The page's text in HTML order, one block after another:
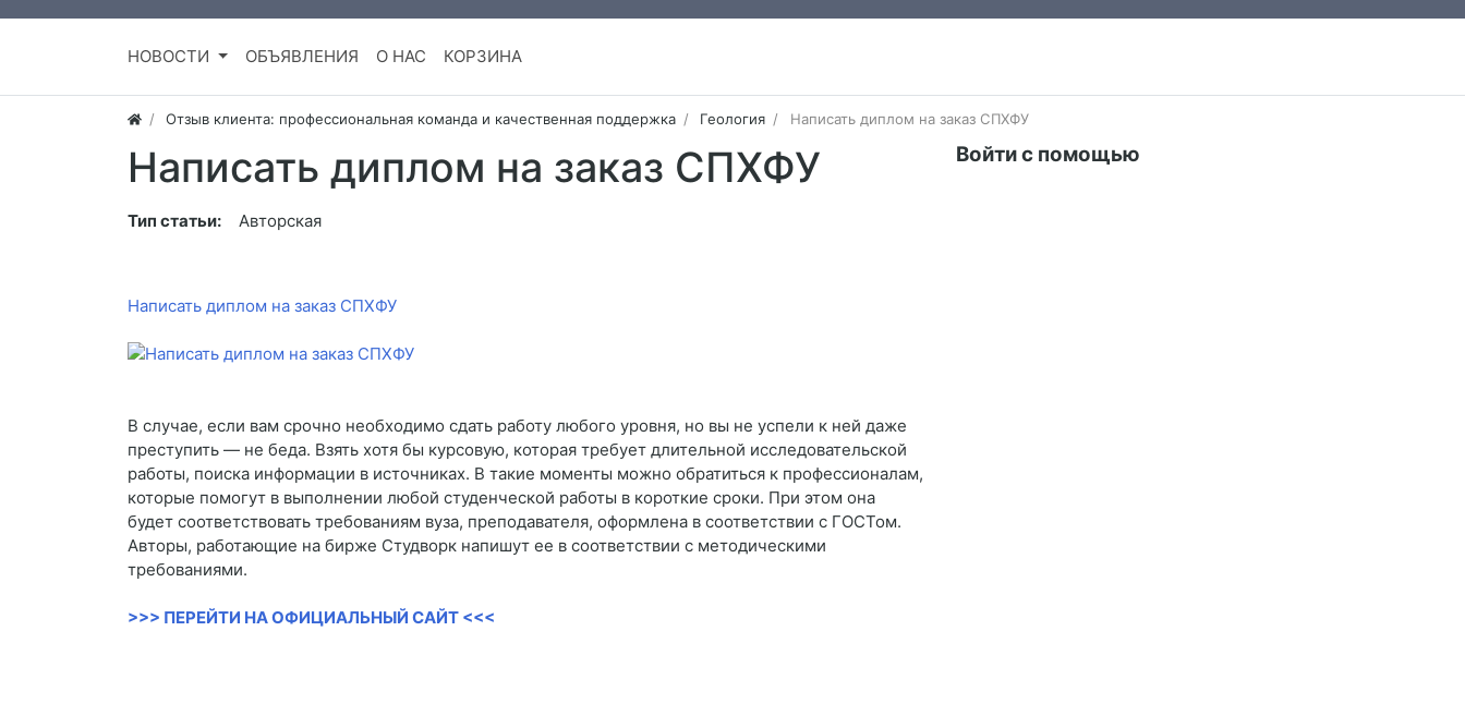
НОВОСТИ ОБЪЯВЛЕНИЯ О НАС КОРЗИНА
Отзыв клиента: профессиональная команда и качественная поддержка Геология Написать диплом на заказ СПХФУ
Написать диплом на заказ СПХФУ
Тип статьи: Авторская
Написать диплом на заказ СПХФУ
В случае, если вам срочно необходимо сдать работу любого уровня, но вы не успели к ней даже
преступить — не беда. Взять хотя бы курсовую, которая требует длительной исследовательской
работы, поиска информации в источниках. В такие моменты можно обратиться к профессионалам,
которые помогут в выполнении любой студенческой работы в короткие сроки. При этом она
будет соответствовать требованиям вуза, преподавателя, оформлена в соответствии с ГОСТом.
Авторы, работающие на бирже Студворк напишут ее в соответствии с методическими
требованиями.
>>> ПЕРЕЙТИ НА ОФИЦИАЛЬНЫЙ САЙТ <<<
Войти с помощью